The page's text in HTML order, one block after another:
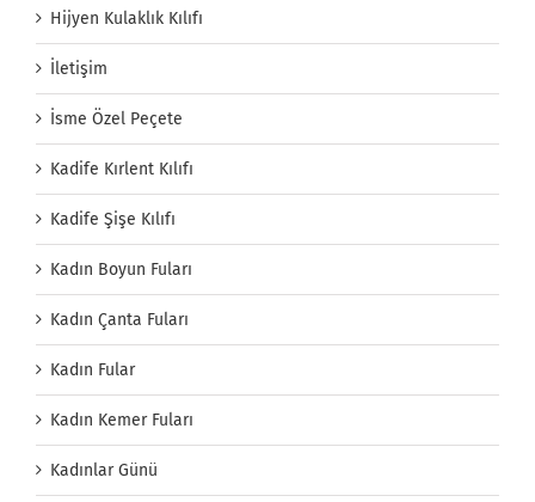
Hijyen Kulaklık Kılıfı
İletişim
İsme Özel Peçete
Kadife Kırlent Kılıfı
Kadife Şişe Kılıfı
Kadın Boyun Fuları
Kadın Çanta Fuları
Kadın Fular
Kadın Kemer Fuları
Kadınlar Günü